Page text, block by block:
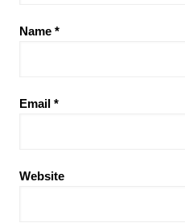
Name *
Email *
Website